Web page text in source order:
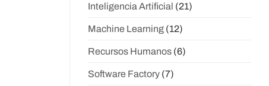
Inteligencia Artificial (21)
Machine Learning (12)
Recursos Humanos (6)
Software Factory (7)